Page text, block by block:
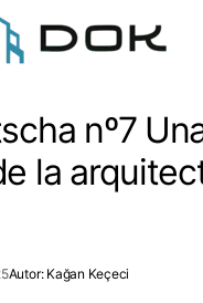
nº7
la
Autor: Kağan Keçeci